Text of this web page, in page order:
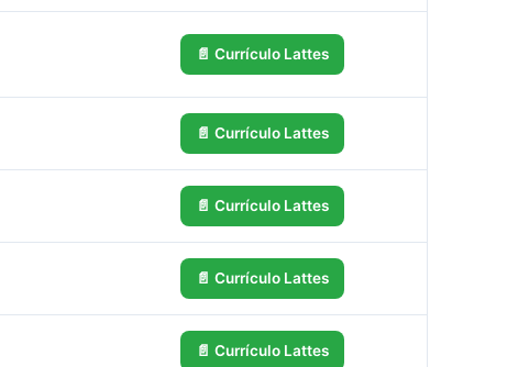
📄 Currículo Lattes
📄 Currículo Lattes
📄 Currículo Lattes
📄 Currículo Lattes
📄 Currículo Lattes